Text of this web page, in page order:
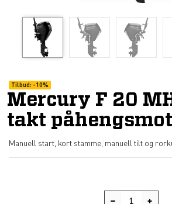
Tilbud: -10%
Mercury F 20
takt
Manuell start, kort stamme, manuell tilt og